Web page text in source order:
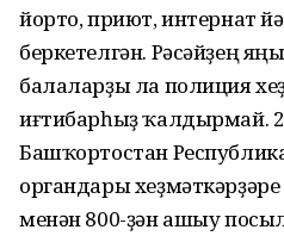
йорто, приют, интернат
беркетелгән. Рәсәйҙең
балаларҙы ла полиция
иғтибарһыҙ ҡалдырмай.
Башҡортостан
органдары
менән 800-ҙән ашыу